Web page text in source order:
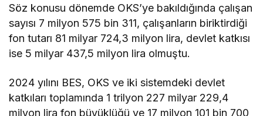
Söz konusu dönemde OKS’ye bakıldığında çalışan
sayısı 7 milyon 575 bin 311, çalışanların biriktirdiği
fon tutarı 81 milyar 724,3 milyon lira, devlet katkısı
ise 5 milyar 437,5 milyon lira olmuştu.
2024 yılını BES, OKS ve iki sistemdeki devlet
katkıları toplamında 1 trilyon 227 milyar 229,4
milyon lira fon büyüklüğü ve 17 milyon 101 bin 700